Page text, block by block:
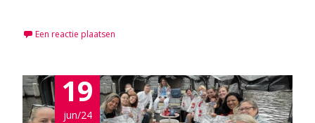
Een reactie plaatsen
19
jun/24